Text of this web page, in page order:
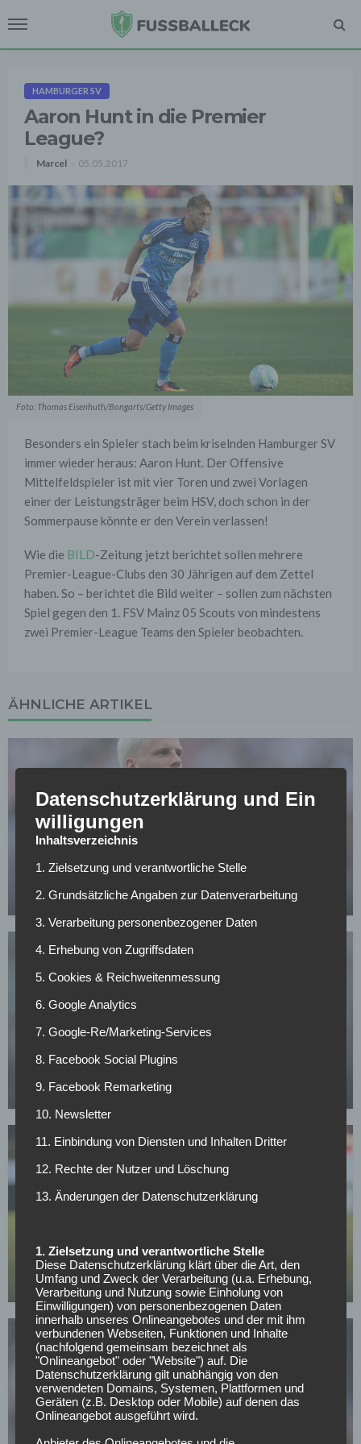
HAMBURGER SV
Aaron Hunt in die Premier
League?
Marcel 05.05.2017
Foto: Thomas Eisenhuth/Bongarts/Getty Images
Besonders ein Spieler stach beim kriselnden Hamburger SV
immer wieder heraus: Aaron Hunt. Der Offensive
Mittelfeldspieler ist mit vier Toren und zwei Vorlagen
einer der Leistungsträger beim HSV, doch schon in der
Sommerpause könnte er den Verein verlassen!
Wie die BILD-Zeitung jetzt berichtet sollen mehrere
Premier-League-Clubs den 30 Jährigen auf dem Zettel
haben. So – berichtet die Bild weiter – sollen zum nächsten
Spiel gegen den 1. FSV Mainz 05 Scouts von mindestens
zwei Premier-League Teams den Spieler beobachten.
ÄHNLICHE ARTIKEL
HAMBURGER SV
Märchenhafter Auftritt: HSV will diesen Leihspieler
langfristig halten
03.05.2026
HAMBURGER SV
Dieser HSV-Star hat entschieden, ob er dem Klub
02.05.2026
Wer kann sich am Wochenende aus dem
Abstiegskampf retten?
01.05.2026
HAMBURGER SV
Dieser HSV-Hoffnungsträger könnte im
Datenschutzerklärung und Ein
willigungen
Inhaltsverzeichnis
1. Zielsetzung und verantwortliche Stelle
2. Grundsätzliche Angaben zur Datenverarbeitung
3. Verarbeitung personenbezogener Daten
4. Erhebung von Zugriffsdaten
5. Cookies & Reichweitenmessung
6. Google Analytics
7. Google-Re/Marketing-Services
8. Facebook Social Plugins
9. Facebook Remarketing
10. Newsletter
11. Einbindung von Diensten und Inhalten Dritter
12. Rechte der Nutzer und Löschung
13. Änderungen der Datenschutzerklärung
1. Zielsetzung und verantwortliche Stelle
Diese Datenschutzerklärung klärt über die Art, den
Umfang und Zweck der Verarbeitung (u.a. Erhebung,
Verarbeitung und Nutzung sowie Einholung von
Einwilligungen) von personenbezogenen Daten
innerhalb unseres Onlineangebotes und der mit ihm
verbundenen Webseiten, Funktionen und Inhalte
(nachfolgend gemeinsam bezeichnet als
"Onlineangebot" oder "Website") auf. Die
Datenschutzerklärung gilt unabhängig von den
verwendeten Domains, Systemen, Plattformen und
Geräten (z.B. Desktop oder Mobile) auf denen das
Onlineangebot ausgeführt wird.